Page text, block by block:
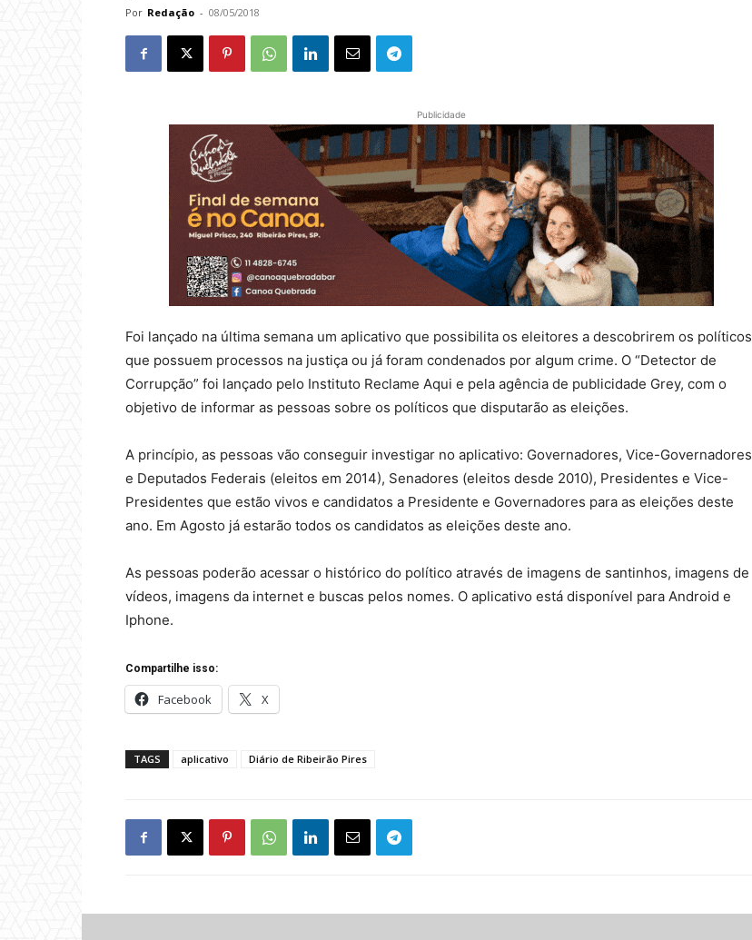
Por Redação - 08/05/2018
Publicidade
Foi lançado na última semana um aplicativo que possibilita os eleitores a descobrirem os políticos
que possuem processos na justiça ou já foram condenados por algum crime. O “Detector de
Corrupção” foi lançado pelo Instituto Reclame Aqui e pela agência de publicidade Grey, com o
objetivo de informar as pessoas sobre os políticos que disputarão as eleições.
A princípio, as pessoas vão conseguir investigar no aplicativo: Governadores, Vice-Governadores
e Deputados Federais (eleitos em 2014), Senadores (eleitos desde 2010), Presidentes e Vice-
Presidentes que estão vivos e candidatos a Presidente e Governadores para as eleições deste
ano. Em Agosto já estarão todos os candidatos as eleições deste ano.
As pessoas poderão acessar o histórico do político através de imagens de santinhos, imagens de
vídeos, imagens da internet e buscas pelos nomes. O aplicativo está disponível para Android e
Iphone.
Compartilhe isso:
Facebook X
TAGS aplicativo Diário de Ribeirão Pires